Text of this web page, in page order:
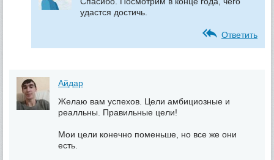
удастся достичь.
Ответить
Айдар
Желаю вам успехов. Цели амбициозные и
реалльны. Правильные цели!
Мои цели конечно поменьше, но все же они
есть.